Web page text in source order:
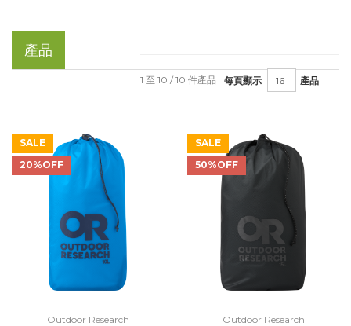
產品
每頁顯示 產品
1 至 10 / 10 件產品
SALE
20%OFF
Outdoor Research
SALE
50%OFF
Outdoor Research